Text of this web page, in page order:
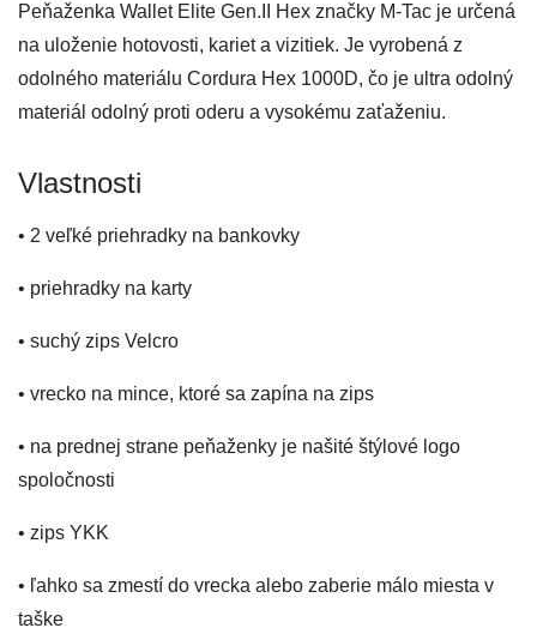
Peňaženka Wallet Elite Gen.II Hex značky M-Tac je určená
na uloženie hotovosti, kariet a vizitiek. Je vyrobená z
odolného materiálu Cordura Hex 1000D, čo je ultra odolný
materiál odolný proti oderu a vysokému zaťaženiu.
Vlastnosti
• 2 veľké priehradky na bankovky
• priehradky na karty
• suchý zips Velcro
• vrecko na mince, ktoré sa zapína na zips
• na prednej strane peňaženky je našité štýlové logo
spoločnosti
• zips YKK
• ľahko sa zmestí do vrecka alebo zaberie málo miesta v
taške